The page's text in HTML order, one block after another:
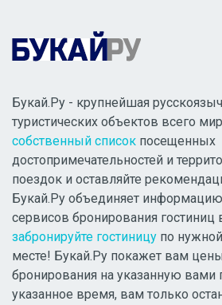
Букай.Ру - крупнейшая
туристических объектов всего
собственный список посещенных
достопримечательностей и
поездок и оставляйте
Букай.Ру объединяет
сервисов бронирования гостиниц
забронируйте гостиницу по
месте! Букай.Ру покажет вам
бронирования на указанную вами
указанное время, вам только